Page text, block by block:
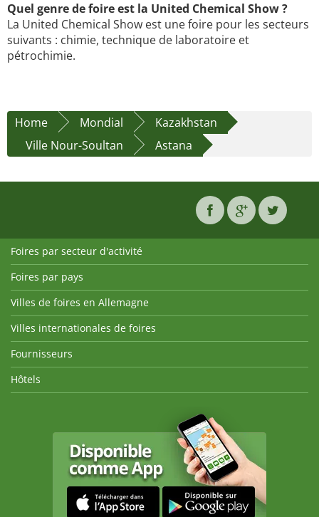
Quel genre de foire est la United Chemical Show ?
La United Chemical Show est une foire pour les secteurs
suivants : chimie, technique de laboratoire et
pétrochimie.
Home Mondial
Kazakhstan
Ville Nour-Soultan
Astana
Foires par secteur d'activité
Foires par pays
Villes de foires en Allemagne
Villes internationales de foires
Fournisseurs
Hôtels